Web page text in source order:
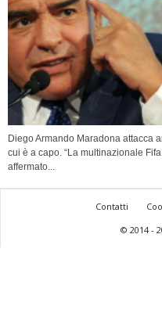
Diego Armando Maradona attacca
cui è a capo. “La multinazionale
affermato...
Contatti
© 2014 -